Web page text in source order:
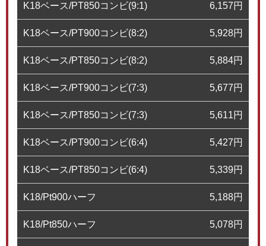
K18ベース/PT850コンビ(9:1) 6,157円
K18ベース/PT900コンビ(8:2) 5,928円
K18ベース/PT850コンビ(8:2) 5,884円
K18ベース/PT900コンビ(7:3) 5,677円
K18ベース/PT850コンビ(7:3) 5,611円
K18ベース/PT900コンビ(6:4) 5,427円
K18ベース/PT850コンビ(6:4) 5,339円
K18/Pt900ハーフ 5,188円
K18/Pt850ハーフ 5,078円